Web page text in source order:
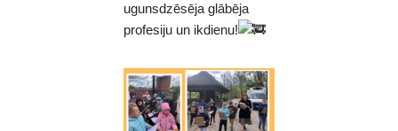
ugunsdzēsēja glābēja
profesiju un ikdienu!